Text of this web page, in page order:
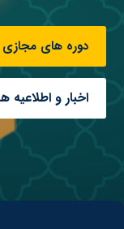
دوره های مجازی
اخبار و اطلاعیه